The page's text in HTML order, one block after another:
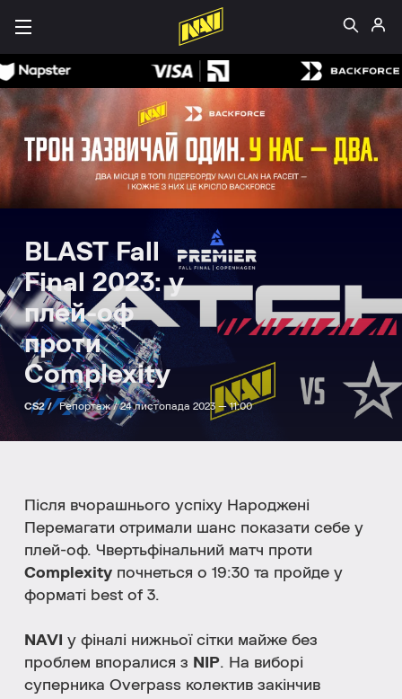
BLAST Fall
Final 2023: у
плей-оф
проти
Сomplexity
CS2 / Репортаж /24 листопада 2023 — 11:00
Після вчорашнього успіху Народжені
Перемагати отримали шанс показати себе у
плей-оф. Чвертьфінальний матч проти
Complexity почнеться о 19:30 та пройде у
форматі best of 3.
NAVI у фіналі нижньої сітки майже без
проблем впоралися з NIP. На виборі
суперника Overpass колектив закінчив